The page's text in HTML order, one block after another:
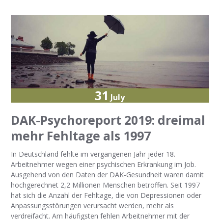
31 July
DAK-Psychoreport 2019: dreimal
mehr Fehltage als 1997
In Deutschland fehlte im vergangenen Jahr jeder 18.
Arbeitnehmer wegen einer psychischen Erkrankung im Job.
Ausgehend von den Daten der DAK-Gesundheit waren damit
hochgerechnet 2,2 Millionen Menschen betroffen. Seit 1997
hat sich die Anzahl der Fehltage, die von Depressionen oder
Anpassungsstörungen verursacht werden, mehr als
verdreifacht. Am häufigsten fehlen Arbeitnehmer mit der